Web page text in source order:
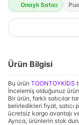
Onaylı Satıcı
Ürün Bilgisi
Bu ürün TOONTOYKİDS
İncelemiş olduğunuz
Bir ürün, farklı satıcılar
belirledikleri fiyat, satıcı
ücretsiz kargo avantajı
Ayrıca, ürünlerin stok